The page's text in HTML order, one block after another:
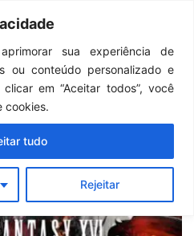
sua experiência de
ou conteúdo personalizado e
em “Aceitar todos”, você
cookies.
Rejeitar
tudo